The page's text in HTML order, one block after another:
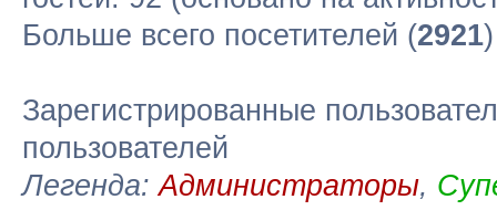
Больше всего посетителей (2921
Зарегистрированные
пользователей
Легенда:Администраторы,